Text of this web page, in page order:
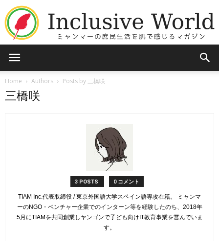
Home Authors Posts by 三橋咲
三橋咲
3 POSTS 0 コメント
TIAM Inc.代表取締役 / 東京外国語大学スペイン語専攻在籍。 ミャンマ
ーのNGO・ベンチャー企業でのインターン等を経験したのち、2018年
5月にTIAMを共同創業しヤンゴンで子ども向けIT教育事業を営んでいま
す。